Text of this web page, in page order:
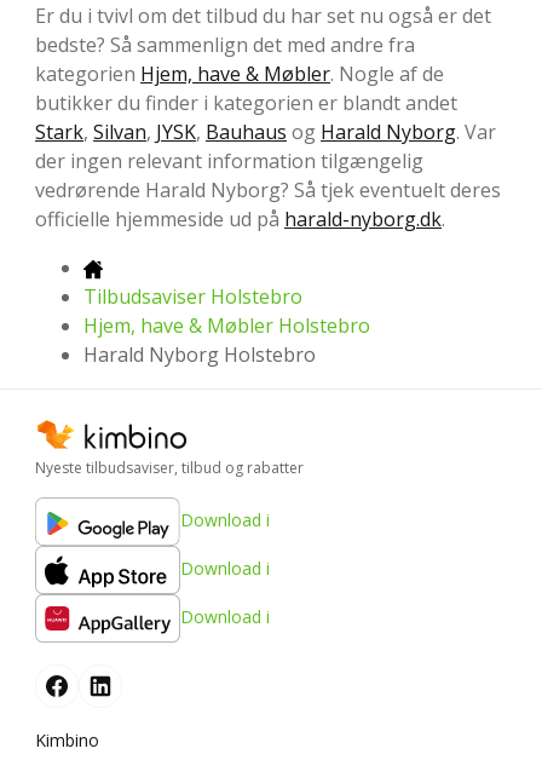
Er du i tvivl om det tilbud du har set nu også er det
bedste? Så sammenlign det med andre fra
kategorien Hjem, have & Møbler. Nogle af de
butikker du finder i kategorien er blandt andet
Stark, Silvan, JYSK, Bauhaus og Harald Nyborg. Var
der ingen relevant information tilgængelig
vedrørende Harald Nyborg? Så tjek eventuelt deres
officielle hjemmeside ud på harald-nyborg.dk.
Tilbudsaviser Holstebro
Hjem, have & Møbler Holstebro
Harald Nyborg Holstebro
Nyeste tilbudsaviser, tilbud og rabatter
Download i
Download i
Download i
Kimbino